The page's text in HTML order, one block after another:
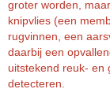
groter worden,
knipvlies (een
rugvinnen, een
daarbij een
uitstekend reuk- en
detecteren.